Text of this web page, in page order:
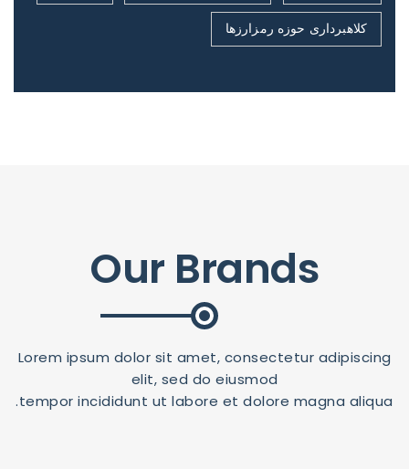
کلاهبرداری حوزه رمزارزها
Our Brands
Lorem ipsum dolor sit amet, consectetur adipiscing
elit, sed do eiusmod
tempor incididunt ut labore et dolore magna aliqua.